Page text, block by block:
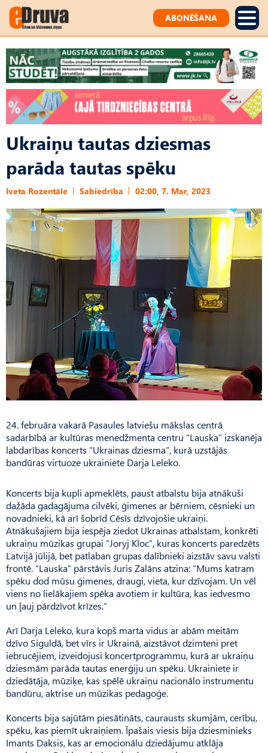
ABONĒŠANA
Ukraiņu tautas dziesmas
parāda tautas spēku
Iveta Rozentāle Sabiedrība 02:00, 7. Mar, 2023
24. februāra vakarā Pasaules latviešu mākslas centrā
sadarbībā ar kultūras menedžmenta centru “Lauska” izskanēja
labdarības koncerts “Ukrainas dziesma”, kurā uzstājās
bandūras virtuoze ukrainiete Darja Leleko.
Koncerts bija kupli apmeklēts, paust atbalstu bija atnākuši
dažāda gadagājuma cilvēki, ģimenes ar bērniem, cēsnieki un
novadnieki, kā arī šobrīd Cēsīs dzīvojošie ukraiņi.
Atnākušajiem bija iespēja ziedot Ukrainas atbalstam, konkrēti
ukraiņu mūzikas grupai “Joryj Kloc”, kuras koncerts paredzēts
Latvijā jūlijā, bet patlaban grupas dalībnieki aizstāv savu valsti
frontē. “Lauska” pārstāvis Juris Zalāns atzina: “Mums katram
spēku dod mūsu ģimenes, draugi, vieta, kur dzīvojam. Un vēl
viens no lielākajiem spēka avotiem ir kultūra, kas iedvesmo
un ļauj pārdzīvot krīzes.”
Arī Darja Leleko, kura kopš marta vidus ar abām meitām
dzīvo Siguldā, bet vīrs ir Ukrainā, aizstāvot dzimteni pret
iebrucējiem, izveidojusi koncertprogrammu, kurā ar ukraiņu
dziesmām parāda tautas enerģiju un spēku. Ukrainiete ir
dziedātāja, mūziķe, kas spēlē ukraiņu nacionālo instrumentu
bandūru, aktrise un mūzikas pedagoģe.
Koncerts bija sajūtām piesātināts, caurausts skumjām, cerību,
spēku, kas piemīt ukraiņiem. Īpašais viesis bija dziesminieks
Imants Daksis, kas ar emocionālu dziedājumu atklāja